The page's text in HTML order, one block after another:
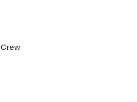
Crew